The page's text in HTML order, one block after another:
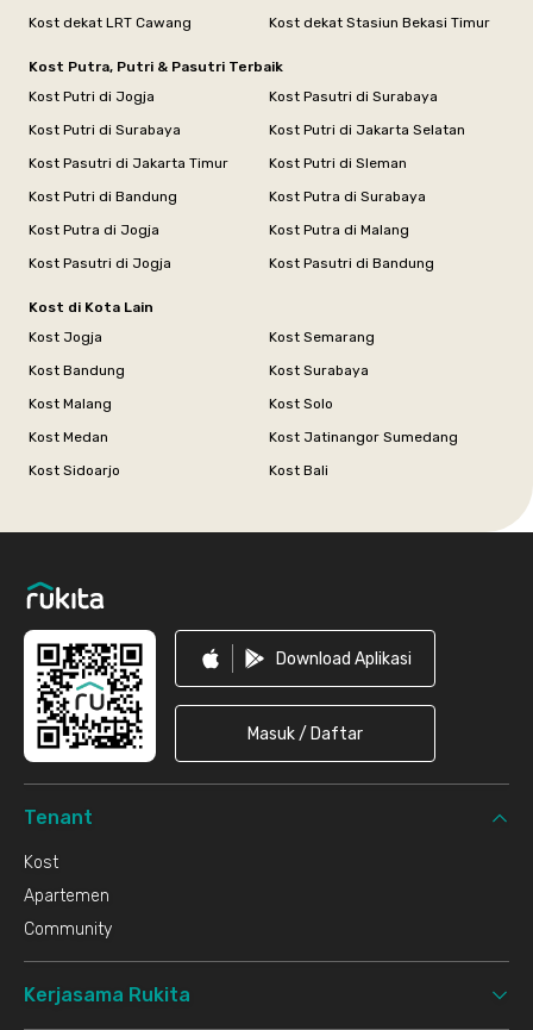
Kost dekat LRT Cawang
Kost dekat Stasiun Bekasi Timur
Kost Putra, Putri & Pasutri Terbaik
Kost Putri di Jogja
Kost Pasutri di Surabaya
Kost Putri di Surabaya
Kost Putri di Jakarta Selatan
Kost Pasutri di Jakarta Timur
Kost Putri di Sleman
Kost Putri di Bandung
Kost Putra di Surabaya
Kost Putra di Jogja
Kost Putra di Malang
Kost Pasutri di Jogja
Kost Pasutri di Bandung
Kost di Kota Lain
Kost Jogja
Kost Semarang
Kost Bandung
Kost Surabaya
Kost Malang
Kost Solo
Kost Medan
Kost Jatinangor Sumedang
Kost Sidoarjo
Kost Bali
Download Aplikasi
Masuk / Daftar
Tenant
Kost
Apartemen
Community
Kerjasama Rukita